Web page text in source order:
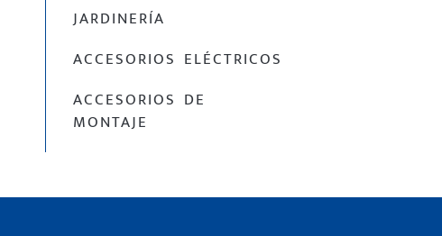
JARDINERÍA
ACCESORIOS ELÉCTRICOS
ACCESORIOS DE
MONTAJE